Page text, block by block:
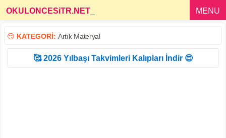
OKULONCESiTR.NET MENU
😏 KATEGORİ: Artık Materyal
🥰 2026 Yılbaşı Takvimleri Kalıpları İndir 😍